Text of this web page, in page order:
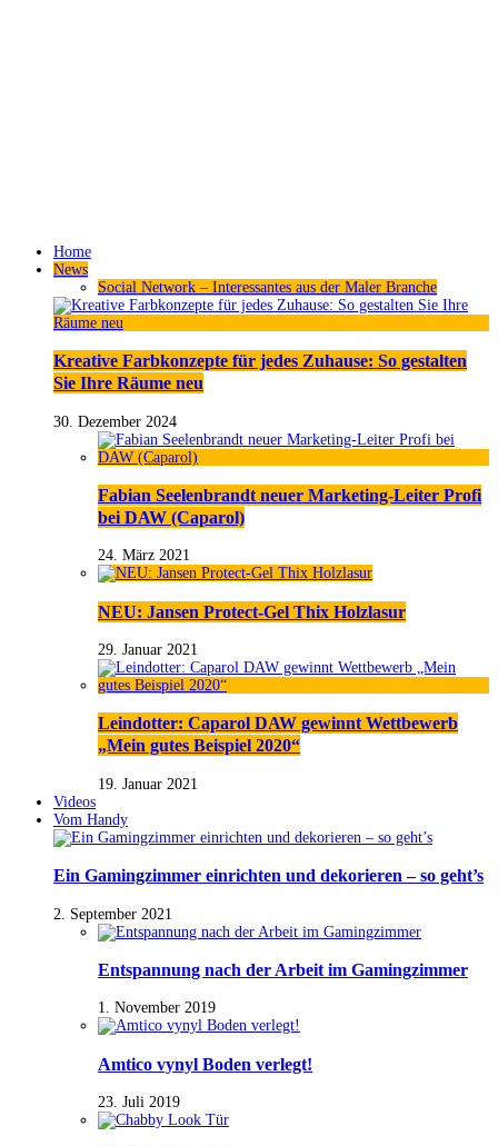
Home
News
Social Network – Interessantes aus der Maler Branche
Kreative Farbkonzepte für jedes Zuhause: So gestalten
Sie Ihre Räume neu
30. Dezember 2024
Fabian Seelenbrandt neuer Marketing-Leiter Profi
bei DAW (Caparol)
24. März 2021
NEU: Jansen Protect-Gel Thix Holzlasur
29. Januar 2021
Leindotter: Caparol DAW gewinnt Wettbewerb
„Mein gutes Beispiel 2020“
19. Januar 2021
Videos
Vom Handy
Ein Gamingzimmer einrichten und dekorieren – so geht’s
2. September 2021
Entspannung nach der Arbeit im Gamingzimmer
1. November 2019
Amtico vynyl Boden verlegt!
23. Juli 2019